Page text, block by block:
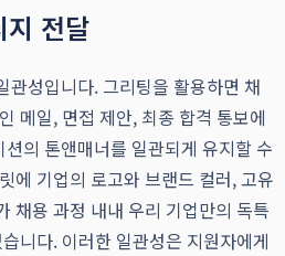
지 전달
관성입니다. 그리팅을 활용하면 채
메일, 면접 제안, 최종 합격 통보에
의 톤앤매너를 일관되게 유지할 수
에 기업의 로고와 브랜드 컬러, 고유
채용 과정 내내 우리 기업만의 독특
니다. 이러한 일관성은 지원자에게